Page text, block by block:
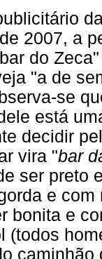
2007, a
do
"a de
se
está
decidir
vira "bar
ser preto
e
bonita e
(todos